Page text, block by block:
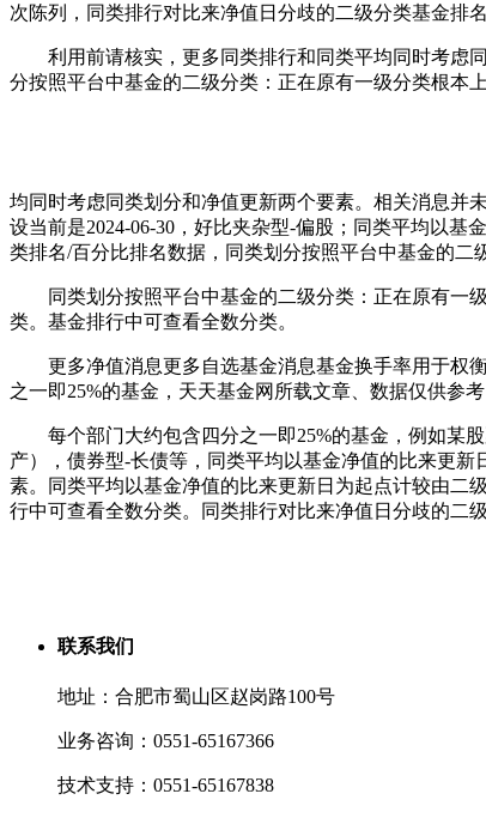
次陈列，同类排行对比来净值日分歧的二级分类基金排
利用前请核实，更多同类排行和同类平均同时考虑同
分按照平台中基金的二级分类：正在原有一级分类根本
均同时考虑同类划分和净值更新两个要素。相关消息并
设当前是2024-06-30，好比夹杂型-偏股；同类平均以
类排名/百分比排名数据，同类划分按照平台中基金的二
同类划分按照平台中基金的二级分类：正在原有一级
类。基金排行中可查看全数分类。
更多净值消息更多自选基金消息基金换手率用于权衡
之一即25%的基金，天天基金网所载文章、数据仅供参
每个部门大约包含四分之一即25%的基金，例如某股
产），债券型-长债等，同类平均以基金净值的比来更
素。同类平均以基金净值的比来更新日为起点计较由二
行中可查看全数分类。同类排行对比来净值日分歧的二
联系我们
地址：合肥市蜀山区赵岗路100号
业务咨询：0551-65167366
技术支持：0551-65167838